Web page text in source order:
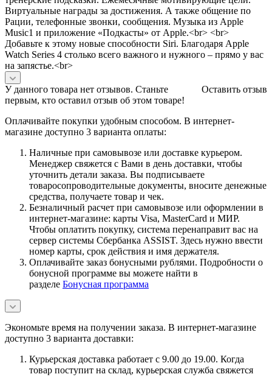
Виртуальные награды за достижения. А также общение по
Рации, телефонные звонки, сообщения. Музыка из Apple
Music1 и приложение «Подкасты» от Apple.<br> <br>
Добавьте к этому новые способности Siri. Благодаря Apple
Watch Series 4 столько всего важного и нужного – прямо у вас
на запястье.<br>
Оставить отзыв
У данного товара нет отзывов. Станьте
первым, кто оставил отзыв об этом товаре!
Оплачивайте покупки удобным способом. В интернет-
магазине доступно 3 варианта оплаты:
Наличные при самовывозе или доставке курьером.
Менеджер свяжется с Вами в день доставки, чтобы
уточнить детали заказа. Вы подписываете
товаросопроводительные документы, вносите денежные
средства, получаете товар и чек.
Безналичный расчет при самовывозе или оформлении в
интернет-магазине: карты Visa, MasterCard и МИР.
Чтобы оплатить покупку, система перенаправит вас на
сервер системы Сбербанка ASSIST. Здесь нужно ввести
номер карты, срок действия и имя держателя.
Оплачивайте заказ бонусными рублями. Подробности о
бонусной программе вы можете найти в
разделе Бонусная программа
Экономьте время на получении заказа. В интернет-магазине
доступно 3 варианта доставки:
Курьерская доставка работает с 9.00 до 19.00. Когда
товар поступит на склад, курьерская служба свяжется